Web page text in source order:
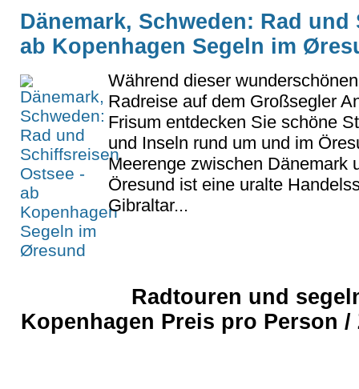
Dänemark, Schweden: Rad
ab Kopenhagen Segeln im
Während dieser
Radreise auf dem Großsegler
Frisum entdecken Sie schöne
und Inseln rund um und im
Meerenge zwischen Dänemark
Öresund ist eine uralte
Gibraltar...
Radtouren und
Kopenhagen Preis pro Person